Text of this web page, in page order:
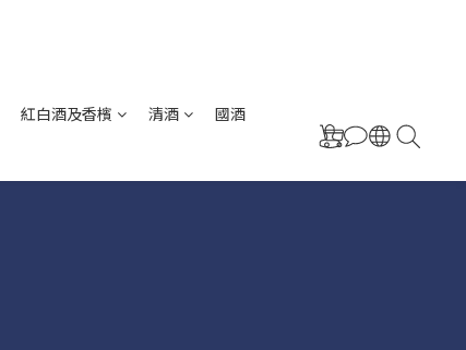
紅白酒及香檳 清酒 國酒